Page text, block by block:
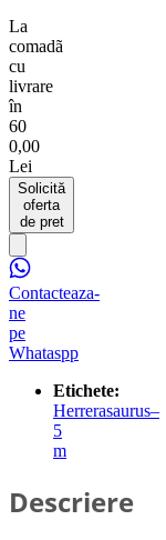
La
comadã
cu
livrare
în
60
0,00
Lei
Solicită
oferta
de pret
Contacteaza-
ne
pe
Whataspp
Etichete:
Herrerasaurus–
5
m
Descriere